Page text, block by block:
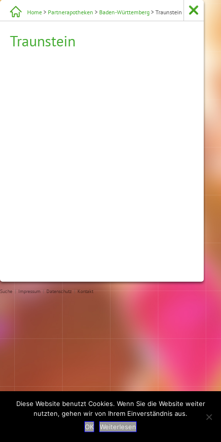
Home > Partnerapotheken > Baden-Württemberg > Traunstein
Traunstein
Suche | Impressum | Datenschutz | Kontakt
Diese Website benutzt Cookies. Wenn Sie die Website weiter
nutzten, gehen wir von Ihrem Einverständnis aus.
OK
Weiterlesen